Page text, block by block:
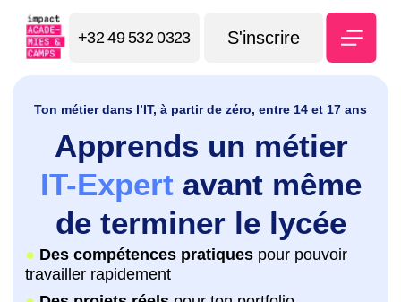
+32 49 532 0323
Apprends un métier
IT-Expert avant même
de terminer le lycée
Suportpentru angajare
Ton métier dans l’IT, à partir de zéro, entre 14 et 17 ans
Des projets réelspour ton portfolio
Des compétences pratiques pour pouvoir
travailler rapidement